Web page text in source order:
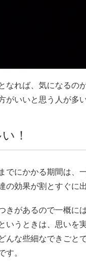
なれば、気になるの
いいと思う人が多い
！
でにかかる期間は、
効果が割とすぐに
きがあるので一概に
いうときは、思いを
んな些細なできごと
す。